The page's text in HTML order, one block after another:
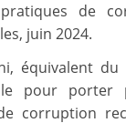
de
juin 2024.
équivalent
pour porter
corruption